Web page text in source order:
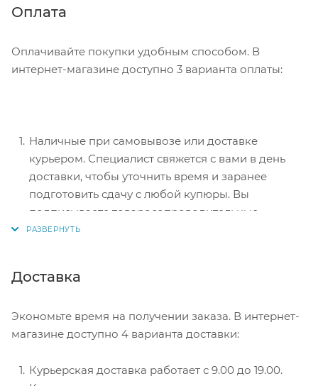
Нажмите кнопку «Оформить заказ».
Оплата
Оплачивайте покупки удобным способом. В
интернет-магазине доступно 3 варианта оплаты:
Наличные при самовывозе или доставке
курьером. Специалист свяжется с вами в день
доставки, чтобы уточнить время и заранее
подготовить сдачу с любой купюры. Вы
подписываете товаросопроводительные
документы, вносите денежные средства,
перенаправит вас на сервер системы ASSIST.
Здесь нужно ввести номер карты, срок действия
Электронные системы при онлайн-заказе:
Доставка
Экономьте время на получении заказа. В интернет-
магазине доступно 4 варианта доставки:
Курьерская доставка работает с 9.00 до 19.00.